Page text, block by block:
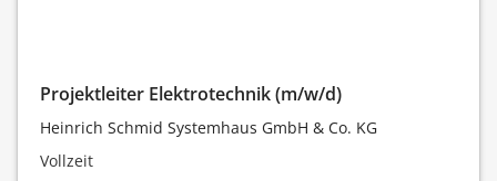
Projektleiter Elektrotechnik (m/w/d)
Heinrich Schmid Systemhaus GmbH & Co. KG
Vollzeit